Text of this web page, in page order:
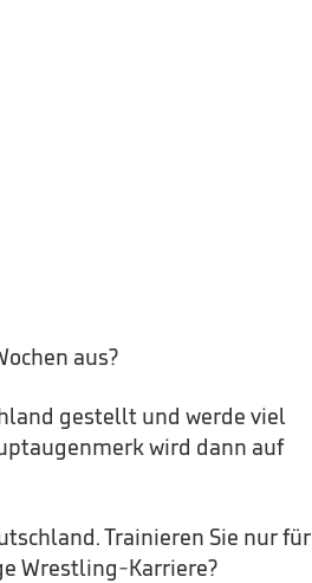
aus?
gestellt und werde viel
wird dann auf
Trainieren Sie nur für
Wrestling-Karriere?